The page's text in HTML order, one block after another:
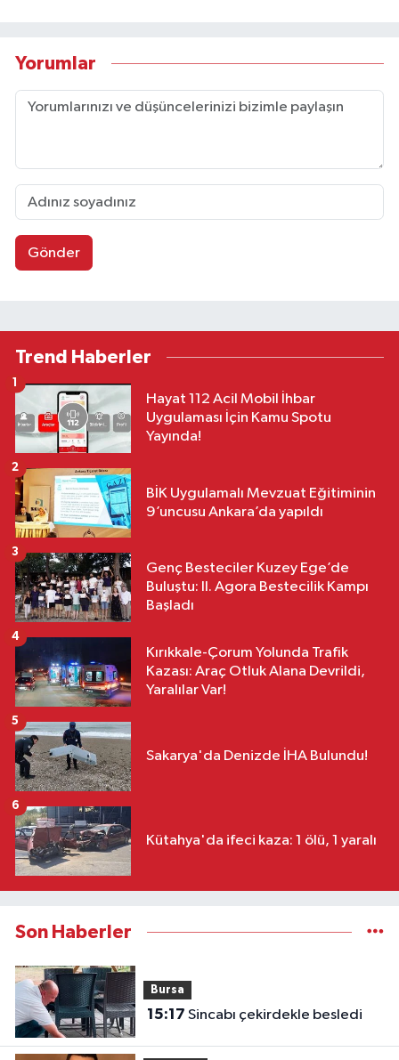
Yorumlar
Gönder
Trend Haberler
Hayat 112 Acil Mobil İhbar
Uygulaması İçin Kamu Spotu
Yayında!
1
BİK Uygulamalı Mevzuat Eğitiminin
9’uncusu Ankara’da yapıldı
2
Genç Besteciler Kuzey Ege’de
Buluştu: II. Agora Bestecilik Kampı
Başladı
3
Kırıkkale-Çorum Yolunda Trafik
Kazası: Araç Otluk Alana Devrildi,
Yaralılar Var!
4
Sakarya'da Denizde İHA Bulundu!
5
Kütahya'da ifeci kaza: 1 ölü, 1 yaralı
6
Son Haberler
Bursa
15:17 Sincabı çekirdekle besledi